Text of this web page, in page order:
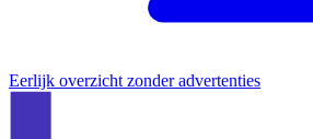
Eerlijk overzicht zonder advertenties